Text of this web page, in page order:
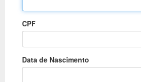
CPF
Data de Nascimento